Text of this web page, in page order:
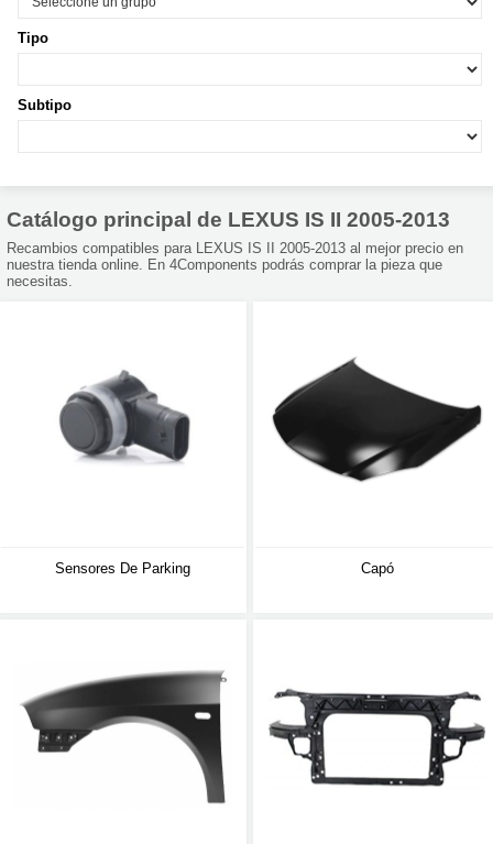
Tipo
Subtipo
Catálogo principal de LEXUS IS II 2005-2013
Recambios compatibles para LEXUS IS II 2005-2013 al mejor precio en
nuestra tienda online. En 4Components podrás comprar la pieza que
necesitas.
Sensores De Parking Capó